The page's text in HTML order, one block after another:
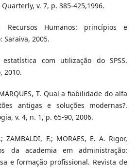
v. 7, p. 385-425,1996.
Recursos Humanos: princípios e
Saraiva, 2005.
estatística com utilização do SPSS.
2010.
T. Qual a fiabilidade do alfa
antigas e soluções modernas?.
v. 4, n. 1, p. 65-90, 2006.
ZAMBALDI, F.; MORAES, E. A. Rigor,
da academia em administração:
e formação profissional. Revista de